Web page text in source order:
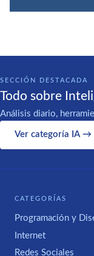
SECCIÓN DESTACADA
Todo sobre
Análisis diario,
Ver categoría IA →
CATEGORÍAS
Programación y
Internet
Redes Sociales